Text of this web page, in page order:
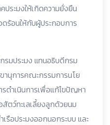
ระมงให้เกิดความยั่งยืน
ร้อนให้กับผู้ประกอบการ
มประมง แทนอธิบดีกรม
ขานุการคณะกรรมการนโย
รดำเนินการเพื่อแก้ไขปัญหา
ตว์ทะเลเลี้ยงลูกด้วยนม
รือประมงออกนอกระบบ และ